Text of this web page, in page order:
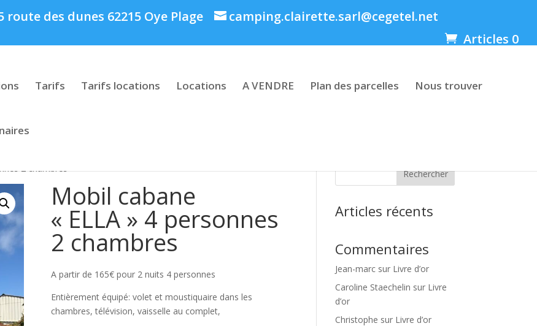
route des dunes 62215 Oye Plage
camping.clairette.sarl@cegetel.net
Articles 0
Tarifs Tarifs locations Locations A VENDRE Plan des parcelles Nous trouver
2 chambres
Mobil cabane
« ELLA » 4 personnes
2 chambres
A partir de 165€ pour 2 nuits 4 personnes
Entièrement équipé: volet et moustiquaire dans les
chambres, télévision, vaisselle au complet,
Rechercher
Articles récents
Commentaires
Jean-marc sur Livre d’or
Caroline Staechelin sur Livre
d’or
Christophe sur Livre d’or